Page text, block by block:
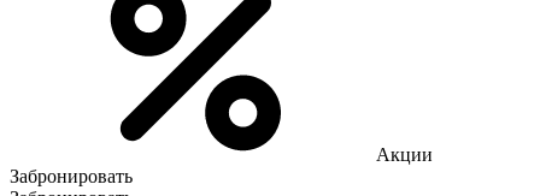
Акции
Забронировать